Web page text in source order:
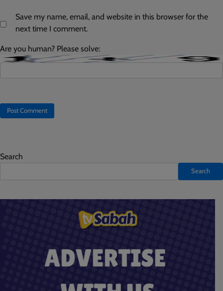
Save my name, email, and website in this browser for the
next time I comment.
Are you human? Please solve:
Search
Search